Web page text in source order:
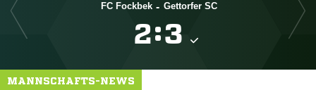
FC Fockbek - Gettorfer SC
:
MANNSCHAFTS-NEWS